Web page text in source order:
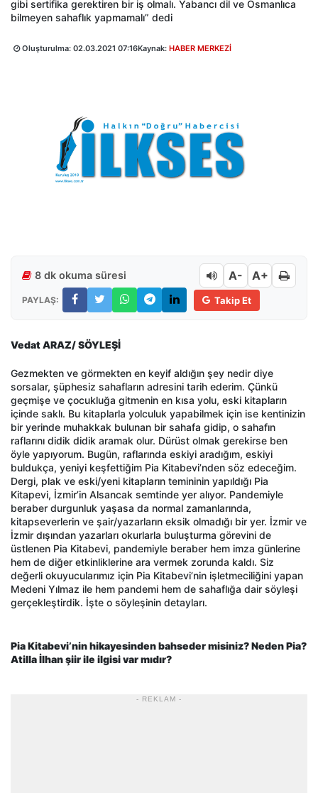
gibi sertifika gerektiren bir iş olmalı. Yabancı dil ve Osmanlıca
bilmeyen sahaflık yapmamalı” dedi
Oluşturulma: 02.03.2021 07:16Kaynak: HABER MERKEZİ
8 dk okuma süresi A- A+
PAYLAŞ: Takip Et
Vedat ARAZ/ SÖYLEŞİ
Gezmekten ve görmekten en keyif aldığın şey nedir diye
sorsalar, şüphesiz sahafların adresini tarih ederim. Çünkü
geçmişe ve çocukluğa gitmenin en kısa yolu, eski kitapların
içinde saklı. Bu kitaplarla yolculuk yapabilmek için ise kentinizin
bir yerinde muhakkak bulunan bir sahafa gidip, o sahafın
raflarını didik didik aramak olur. Dürüst olmak gerekirse ben
öyle yapıyorum. Bugün, raflarında eskiyi aradığım, eskiyi
buldukça, yeniyi keşfettiğim Pia Kitabevi’nden söz edeceğim.
Dergi, plak ve eski/yeni kitapların temininin yapıldığı Pia
Kitapevi, İzmir’in Alsancak semtinde yer alıyor. Pandemiyle
beraber durgunluk yaşasa da normal zamanlarında,
kitapseverlerin ve şair/yazarların eksik olmadığı bir yer. İzmir ve
İzmir dışından yazarları okurlarla buluşturma görevini de
üstlenen Pia Kitabevi, pandemiyle beraber hem imza günlerine
hem de diğer etkinliklerine ara vermek zorunda kaldı. Siz
değerli okuyucularımız için Pia Kitabevi’nin işletmeciliğini yapan
Medeni Yılmaz ile hem pandemi hem de sahaflığa dair söyleşi
gerçekleştirdik. İşte o söyleşinin detayları.
Pia Kitabevi’nin hikayesinden bahseder misiniz? Neden Pia?
Atilla İlhan şiir ile ilgisi var mıdır?
- REKLAM -